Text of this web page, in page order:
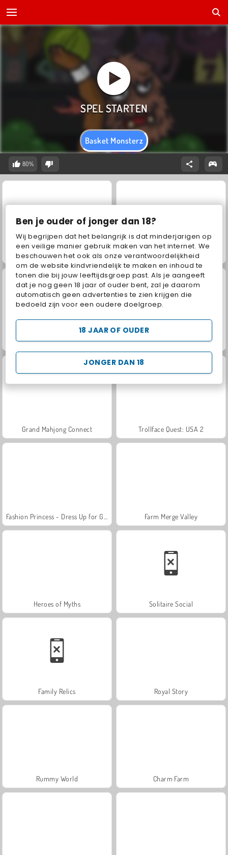
Ben je ouder of jonger dan 18?
Wij begrijpen dat het belangrijk is dat minderjarigen op
een veilige manier gebruik maken van het internet. We
beschouwen het ook als onze verantwoordelijkheid
om de website kindvriendelijk te maken en inhoud te
tonen die bij jouw leeftijdsgroep past. Als je aangeeft
dat je nog geen 18 jaar of ouder bent, zal je daarom
automatisch geen advertenties te zien krijgen die
bedoeld zijn voor een oudere doelgroep.
JONGER DAN 18
18 JAAR OF OUDER
Basket Monsterz
80%
Jewel Garden Story Masha and the Bear: Meadows
Scala 40 Juice Merge
Grand Mahjong Connect Trollface Quest: USA 2
Farm Merge Valley
Heroes of Myths Solitaire Social
Family Relics Royal Story
Rummy World Charm Farm